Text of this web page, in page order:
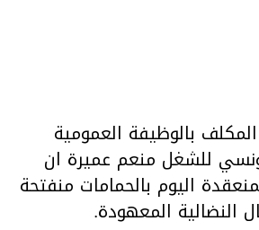
بالوظيفة العمومية
للشغل منعم عميرة ان
اليوم بالحمامات منفتحة
النضالية المعهودة.